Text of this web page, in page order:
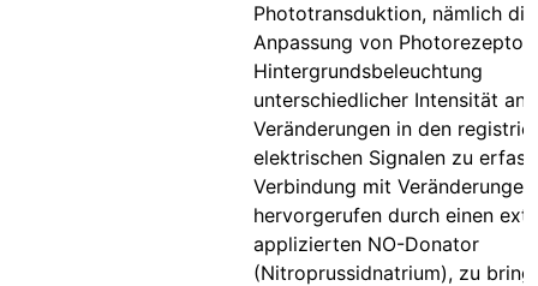
Phototransduktion, nämlich die
Anpassung von
Hintergrundsbeleuchtung
unterschiedlicher Intensität
Veränderungen in den
elektrischen Signalen zu
Verbindung mit Veränderungen,
hervorgerufen durch einen
applizierten NO-Donator
(Nitroprussidnatrium), zu